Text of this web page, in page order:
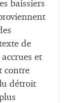
baissiers
de
et
contre
détroit